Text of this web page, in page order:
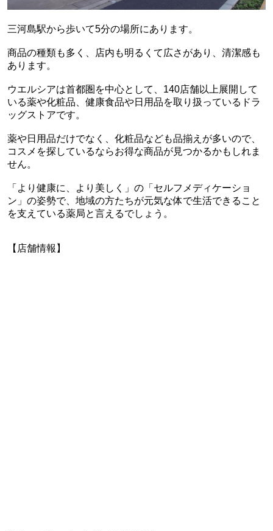
三河島駅から歩いて5分の場所にあります。
商品の種類も多く、店内も明るくて広さがあり、清潔感も
あります。
ウエルシアは首都圏を中心として、140店舗以上展開して
いる薬や化粧品、健康食品や日用品を取り扱っているドラ
ッグストアです。
薬や日用品だけでなく、化粧品なども品揃えが多いので、
コスメを探しているならお得な商品が見つかるかもしれま
せん。
「より健康に、より美しく」の「セルフメディケーショ
ン」の姿勢で、地域の方たちが元気な体で生活できること
を支えている薬局と言えるでしょう。
【店舗情報】